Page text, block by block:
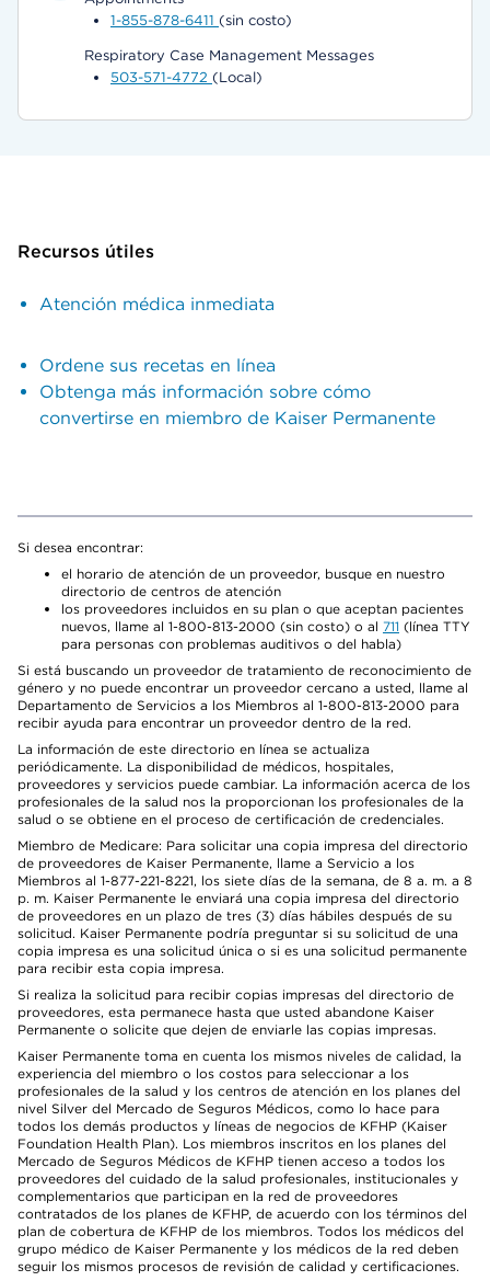
1-855-878-6411 (sin costo)
Respiratory Case Management Messages
503-571-4772 (Local)
Recursos útiles
Atención médica inmediata
Ordene sus recetas en línea
Obtenga más información sobre cómo
convertirse en miembro de Kaiser Permanente
Si desea encontrar:
el horario de atención de un proveedor, busque en nuestro
directorio de centros de atención
los proveedores incluidos en su plan o que aceptan pacientes
nuevos, llame al 1-800-813-2000 (sin costo) o al 711 (línea TTY
para personas con problemas auditivos o del habla)
Si está buscando un proveedor de tratamiento de reconocimiento de
género y no puede encontrar un proveedor cercano a usted, llame al
Departamento de Servicios a los Miembros al 1-800-813-2000 para
recibir ayuda para encontrar un proveedor dentro de la red.
La información de este directorio en línea se actualiza
periódicamente. La disponibilidad de médicos, hospitales,
proveedores y servicios puede cambiar. La información acerca de los
profesionales de la salud nos la proporcionan los profesionales de la
salud o se obtiene en el proceso de certificación de credenciales.
Miembro de Medicare: Para solicitar una copia impresa del directorio
de proveedores de Kaiser Permanente, llame a Servicio a los
Miembros al 1-877-221-8221, los siete días de la semana, de 8 a. m. a 8
p. m. Kaiser Permanente le enviará una copia impresa del directorio
de proveedores en un plazo de tres (3) días hábiles después de su
solicitud. Kaiser Permanente podría preguntar si su solicitud de una
copia impresa es una solicitud única o si es una solicitud permanente
para recibir esta copia impresa.
Si realiza la solicitud para recibir copias impresas del directorio de
proveedores, esta permanece hasta que usted abandone Kaiser
Permanente o solicite que dejen de enviarle las copias impresas.
Kaiser Permanente toma en cuenta los mismos niveles de calidad, la
experiencia del miembro o los costos para seleccionar a los
profesionales de la salud y los centros de atención en los planes del
nivel Silver del Mercado de Seguros Médicos, como lo hace para
todos los demás productos y líneas de negocios de KFHP (Kaiser
Foundation Health Plan). Los miembros inscritos en los planes del
Mercado de Seguros Médicos de KFHP tienen acceso a todos los
proveedores del cuidado de la salud profesionales, institucionales y
complementarios que participan en la red de proveedores
contratados de los planes de KFHP, de acuerdo con los términos del
plan de cobertura de KFHP de los miembros. Todos los médicos del
grupo médico de Kaiser Permanente y los médicos de la red deben
seguir los mismos procesos de revisión de calidad y certificaciones.